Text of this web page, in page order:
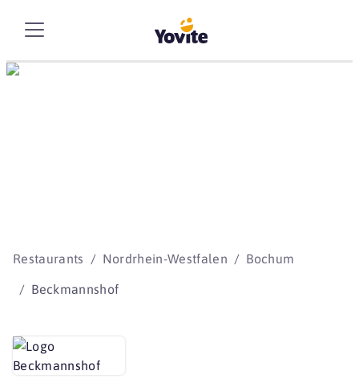
Restaurants Nordrhein-Westfalen Bochum
Beckmannshof